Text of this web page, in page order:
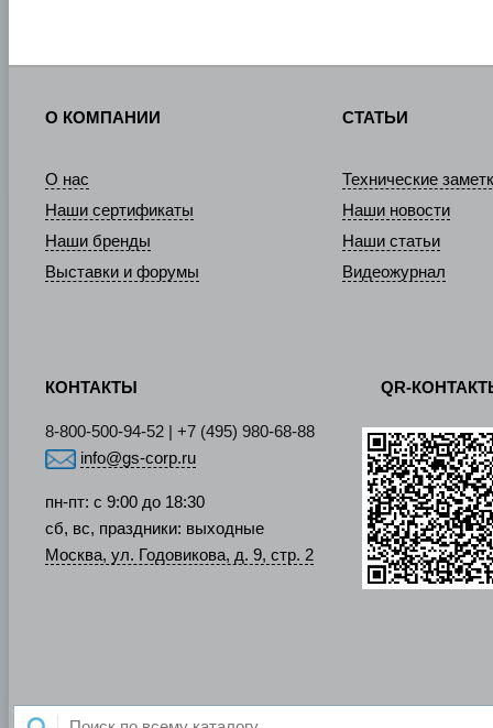
О КОМПАНИИ
О нас
Наши сертификаты
Наши бренды
Выставки и форумы
СТАТЬИ
Технические
Наши новости
Наши статьи
Видеожурнал
КОНТАКТЫ
8-800-500-94-52 | +7 (495) 980-68-88
info@gs-corp.ru
пн-пт: с 9:00 до 18:30
сб, вс, праздники: выходные
Москва, ул. Годовикова, д. 9, стр. 2
QR-